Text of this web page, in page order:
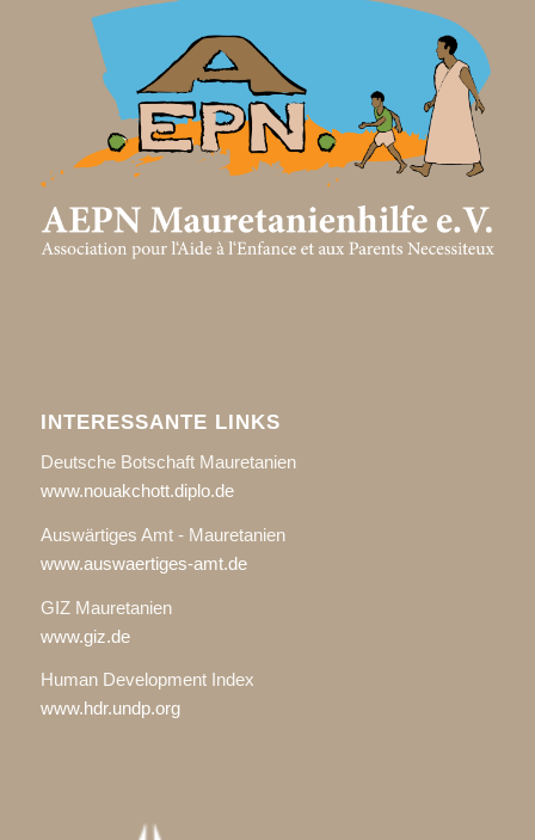
INTERESSANTE LINKS
Deutsche Botschaft Mauretanien
www.nouakchott.diplo.de
Auswärtiges Amt - Mauretanien
www.auswaertiges-amt.de
GIZ Mauretanien
www.giz.de
Human Development Index
www.hdr.undp.org